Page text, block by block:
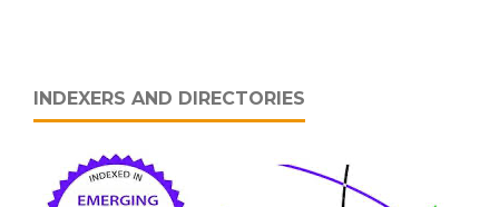
INDEXERS AND DIRECTORIES